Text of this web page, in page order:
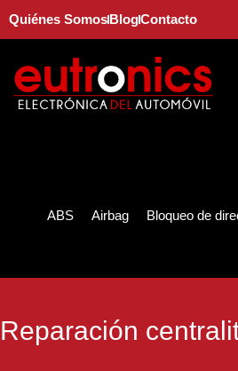
Quiénes SomosBlogContacto
ABS Airbag Bloqueo de
Reparación